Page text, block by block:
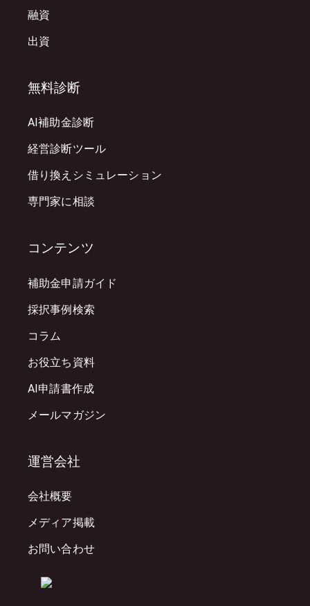
融資
出資
無料診断
AI補助金診断
経営診断ツール
借り換えシミュレーション
専門家に相談
コンテンツ
補助金申請ガイド
採択事例検索
コラム
お役立ち資料
AI申請書作成
メールマガジン
運営会社
会社概要
メディア掲載
お問い合わせ